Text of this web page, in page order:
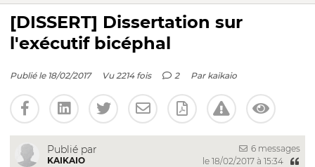
[DISSERT] Dissertation sur
l'exécutif bicéphal
Publié le 18/02/2017 Vu 2214 fois 2 Par kaikaio
Publié par
KAIKAIO
6 messages
le 18/02/2017 à 15:34